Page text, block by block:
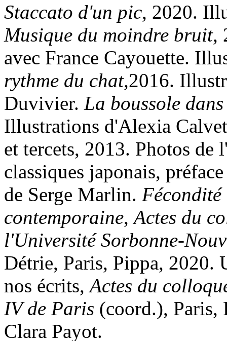
Staccato d'un pic, 2020.
Musique du moindre bruit,
avec France Cayouette.
rythme du chat,2016.
Duvivier. La boussole
Illustrations d'Alexia
et tercets, 2013. Photos de
classiques japonais,
de Serge Marlin.
contemporaine, Actes du
l'Université Sorbonne-
Détrie, Paris, Pippa, 2020.
nos écrits, Actes du
IV de Paris (coord.), Paris,
Clara Payot.